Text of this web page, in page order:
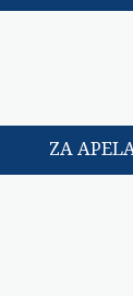
ZA